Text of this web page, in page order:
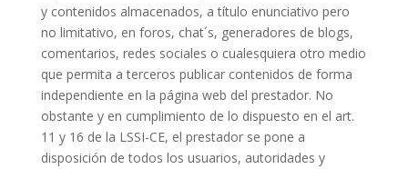
y contenidos almacenados, a título enunciativo pero
no limitativo, en foros, chat´s, generadores de blogs,
comentarios, redes sociales o cualesquiera otro medio
que permita a terceros publicar contenidos de forma
independiente en la página web del prestador. No
obstante y en cumplimiento de lo dispuesto en el art.
11 y 16 de la LSSI-CE, el prestador se pone a
disposición de todos los usuarios, autoridades y